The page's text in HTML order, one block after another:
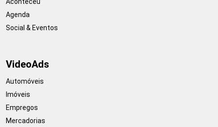
Agenda
Social & Eventos
VideoAds
Automóveis
Imóveis
Empregos
Mercadorias